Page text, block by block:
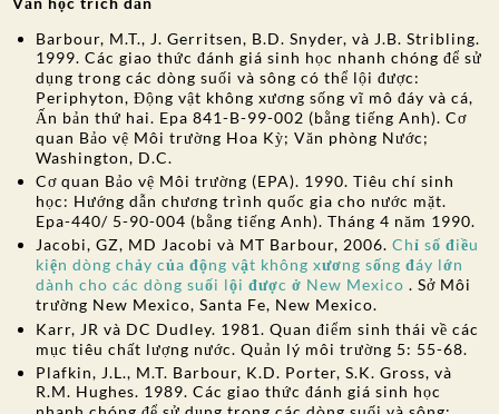
Barbour, M.T., J. Gerritsen, B.D. Snyder, và J.B. Stribling.
1999. Các giao thức đánh giá sinh học nhanh chóng để sử
dụng trong các dòng suối và sông có thể lội được:
Periphyton, Động vật không xương sống vĩ mô đáy và cá,
Ấn bản thứ hai. Epa 841-B-99-002 (bằng tiếng Anh). Cơ
quan Bảo vệ Môi trường Hoa Kỳ; Văn phòng Nước;
Washington, D.C.
Cơ quan Bảo vệ Môi trường (EPA). 1990. Tiêu chí sinh
học: Hướng dẫn chương trình quốc gia cho nước mặt.
Epa-440/ 5-90-004 (bằng tiếng Anh). Tháng 4 năm 1990.
Jacobi, GZ, MD Jacobi và MT Barbour, 2006.Chỉ số điều
kiện dòng chảy của động vật không xương sống đáy lớn
dành cho các dòng suối lội được ở New Mexico . Sở Môi
trường New Mexico, Santa Fe, New Mexico.
Karr, JR và DC Dudley. 1981. Quan điểm sinh thái về các
mục tiêu chất lượng nước. Quản lý môi trường 5: 55-68.
Plafkin, J.L., M.T. Barbour, K.D. Porter, S.K. Gross, và
R.M. Hughes. 1989. Các giao thức đánh giá sinh học